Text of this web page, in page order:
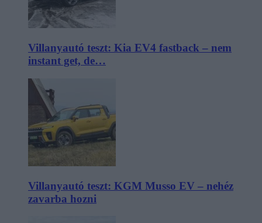
Villanyautó teszt: Kia EV4 fastback – nem
instant get, de…
Villanyautó teszt: KGM Musso EV – nehéz
zavarba hozni